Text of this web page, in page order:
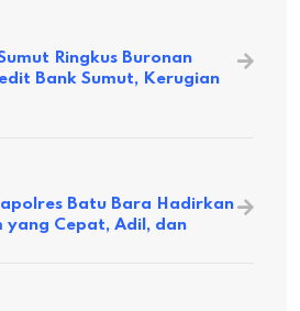
Ringkus Buronan
Bank Sumut, Kerugian
Batu Bara Hadirkan
yang Cepat, Adil, dan